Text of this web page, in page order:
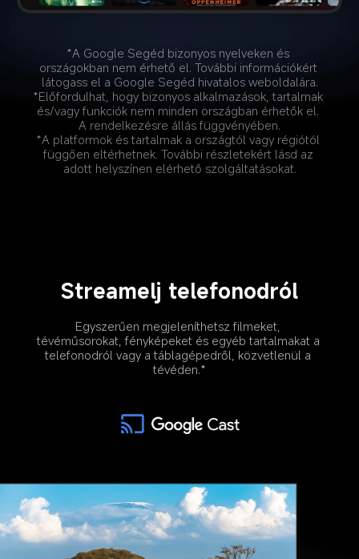
*A Google Segéd bizonyos nyelveken és
országokban nem érhető el. További információkért
látogass el a Google Segéd hivatalos weboldalára.
*Előfordulhat, hogy bizonyos alkalmazások, tartalmak
és/vagy funkciók nem minden országban érhetők el.
A rendelkezésre állás függvényében.
*A platformok és tartalmak a országtól vagy régiótól
függően eltérhetnek. További részletekért lásd az
adott helyszínen elérhető szolgáltatásokat.
Streamelj telefonodról
Egyszerűen megjeleníthetsz filmeket,
tévéműsorokat, fényképeket és egyéb tartalmakat a
telefonodról vagy a táblagépedről, közvetlenül a
tévéden.*